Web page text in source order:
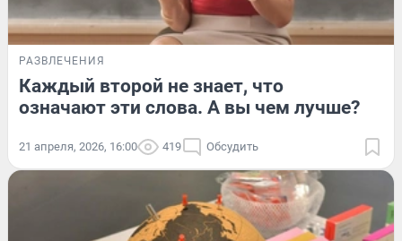
РАЗВЛЕЧЕНИЯ
Каждый второй не знает, что
означают эти слова. А вы чем лучше?
21 апреля, 2026, 16:00 419 Обсудить